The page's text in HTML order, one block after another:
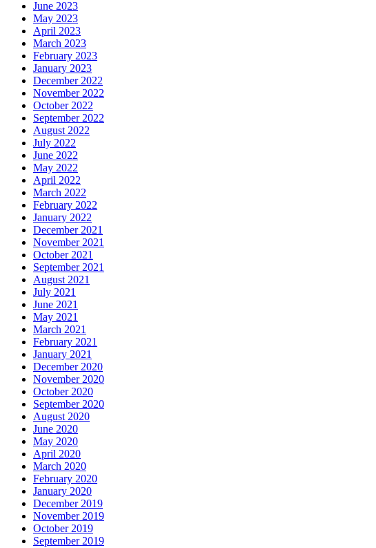
June 2023
May 2023
April 2023
March 2023
February 2023
January 2023
December 2022
November 2022
October 2022
September 2022
August 2022
July 2022
June 2022
May 2022
April 2022
March 2022
February 2022
January 2022
December 2021
November 2021
October 2021
September 2021
August 2021
July 2021
June 2021
May 2021
March 2021
February 2021
January 2021
December 2020
November 2020
October 2020
September 2020
August 2020
June 2020
May 2020
April 2020
March 2020
February 2020
January 2020
December 2019
November 2019
October 2019
September 2019